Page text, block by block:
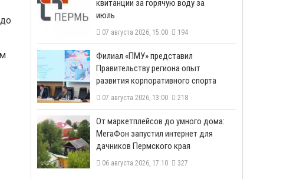
квитанции за горячую воду за
июль
07 августа 2026, 15:00 194
​Филиал «ПМУ» представил
Правительству региона опыт
развития корпоративного спорта
07 августа 2026, 13:00 218
От маркетплейсов до умного дома:
МегаФон запустил интернет для
дачников Пермского края
06 августа 2026, 17:10 327